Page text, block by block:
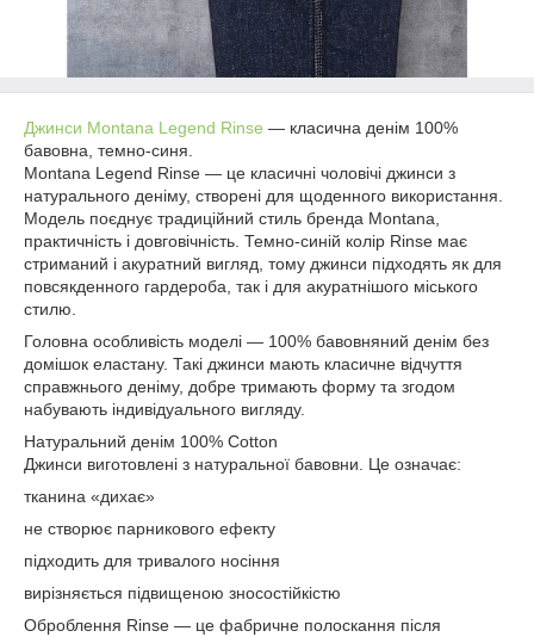
Джинси Montana Legend Rinse — класична денім 100%
бавовна, темно-синя.
Montana Legend Rinse — це класичні чоловічі джинси з
натурального деніму, створені для щоденного використання.
Модель поєднує традиційний стиль бренда Montana,
практичність і довговічність. Темно-синій колір Rinse має
стриманий і акуратний вигляд, тому джинси підходять як для
повсякденного гардероба, так і для акуратнішого міського
стилю.
Головна особливість моделі — 100% бавовняний денім без
домішок еластану. Такі джинси мають класичне відчуття
справжнього деніму, добре тримають форму та згодом
набувають індивідуального вигляду.
Натуральний денім 100% Cotton
Джинси виготовлені з натуральної бавовни. Це означає:
тканина «дихає»
не створює парникового ефекту
підходить для тривалого носіння
вирізняється підвищеною зносостійкістю
Оброблення Rinse — це фабричне полоскання після